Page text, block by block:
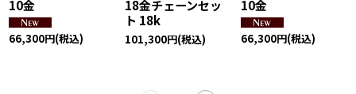
18金チェーンセッ
ト 18k
101,300円(税込)
18金チェーンセッ
ト 18k ネックレ
ス
10金
66,300円(税込)